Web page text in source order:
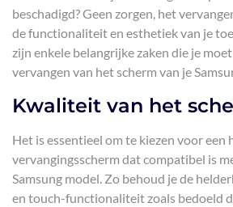
beschadigd? Geen zorgen, het
de functionaliteit en esthetiek van je
zijn enkele belangrijke zaken die je
vervangen van het scherm van je
Kwaliteit van het
Het is essentieel om te kiezen voor een
vervangingsscherm dat compatibel is
Samsung model. Zo behoud je de
en touch-functionaliteit zoals bedoeld